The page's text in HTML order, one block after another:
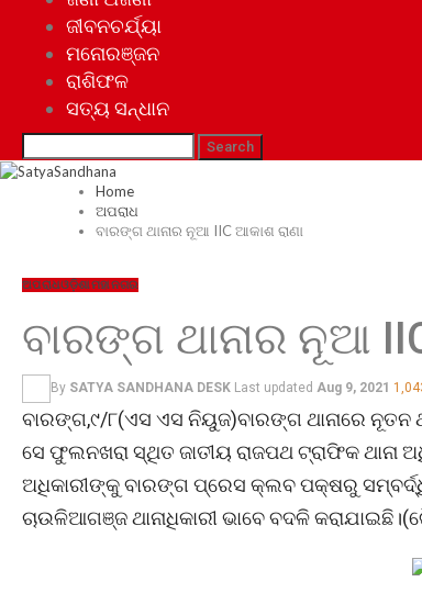
ଜୀବନଚର୍ଯ୍ୟା
ମନୋରଞ୍ଜନ
ରାଶିଫଳ
ସତ୍ୟ ସନ୍ଧାନ
Home
ଅପରାଧ
ବାରଙ୍ଗ ଥାନାର ନୂଆ IIC ଆକାଶ ରାଣା
ଅପରାଧଓଡ଼ିଶାମହାନଗର
ବାରଙ୍ଗ ଥାନାର ନୂଆ
By SATYA SANDHANA DESK Last updated Aug 9, 2021
ବାରଙ୍ଗ,୯/୮(ଏସ ଏସ ନିୟୁଜ)ବାରଙ୍ଗ ଥାନାରେ ନୂତନ
ସେ ଫୁଲନଖରା ସ୍ଥିତ ଜାତୀୟ ରାଜପଥ ଟ୍ରାଫିକ
ଅଧିକାରୀଙ୍କୁ ବାରଙ୍ଗ ପ୍ରେସ କ୍ଲବ ପକ୍ଷରୁ
ଚାଉଳିଆଗଞ୍ଜ ଥାନାଧିକାରୀ ଭାବେ ବଦଳି